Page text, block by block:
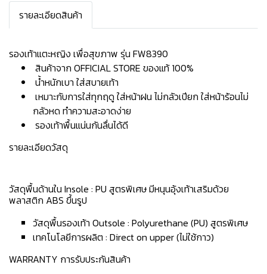
รายละเอียดสินค้า
รองเท้าแตะหญิง เพื่อสุขภาพ รุ่น FW8390
สินค้าจาก OFFICIAL STORE ของแท้ 100%
น้ำหนักเบา ใส่สบายเท้า
เหมาะกับการใส่ทุกฤดู ใส่หน้าฝน ไม่กลัวเปียก ใส่หน้าร้อนไม่
กลัวหด ทำความสะอาดง่าย
รองเท้าพื้นแน่นกันลื่นได้ดี
รายละเอียดวัสดุ
วัสดุพื้นด้านใน Insole : PU สูตรพิเศษ มีหนุนอุ้งเท้าเสริมด้วย
พลาสติก ABS ขึ้นรูป
วัสดุพื้นรองเท้า Outsole : Polyurethane (PU) สูตรพิเศษ
เทคโนโลยีการผลิต : Direct on upper (ไม่ใช้กาว)
WARRANTY การรับประกันสินค้า